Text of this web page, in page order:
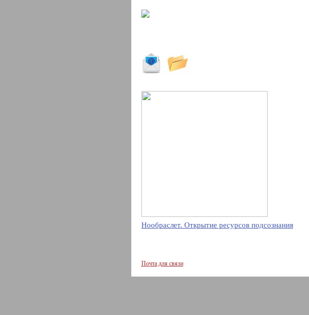
Нообраслет. Открытие ресурсов подсознания
Почта для связи